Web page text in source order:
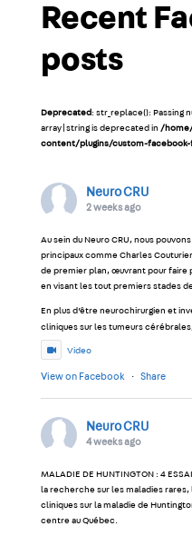
Recent
posts
Deprecated : str_replace(): Passing
array|string is deprecated in /
content/plugins/custom-facebook-
Neuro CRU
2 weeks ago
Au sein du Neuro CRU, nous
principaux comme Charles
de premier plan, œuvrant pour faire
en visant les tout premiers stades
En plus d’être neurochirurgien et
cliniques sur les tumeurs
Video
View on Facebook · Share
Neuro CRU
4 weeks ago
MALADIE DE HUNTINGTON : 4
la recherche sur les maladies
cliniques sur la maladie de
centre au Québec.